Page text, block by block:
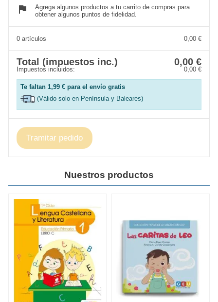
flag
Agrega algunos productos a tu carrito de compras para
obtener algunos puntos de fidelidad.
0 artículos 0,00 €
Total (impuestos inc.) 0,00 €
Impuestos incluidos: 0,00 €
Te faltan 1,99 €para el envío gratis
(Válido solo en Península y Baleares)
Tramitar pedido
Nuestros productos